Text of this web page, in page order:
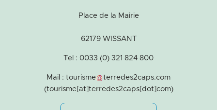
Place de la Mairie
62179 WISSANT
Tel : 0033 (0) 321 824 800
Mail : tourisme terredes2caps.com
(tourisme[at]terredes2caps[dot]com)